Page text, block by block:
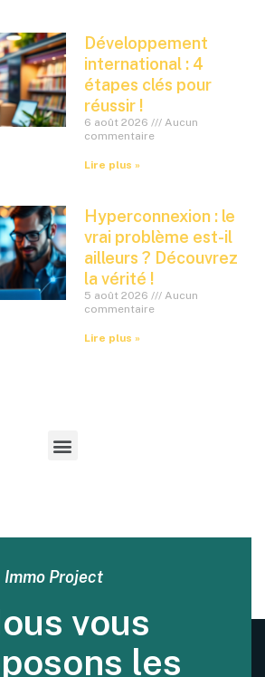
Développement
international : 4
étapes clés pour
réussir !
6 août 2026
Aucun
commentaire
Lire plus »
Hyperconnexion : le
vrai problème est-il
ailleurs ? Découvrez
la vérité !
5 août 2026
Aucun
commentaire
Lire plus »
Immo Project
vous
les